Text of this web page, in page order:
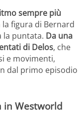
sempre più
la figura di Bernard
la puntata. Da una
di Delos, che
e movimenti,
dal primo episodio
in Westworld